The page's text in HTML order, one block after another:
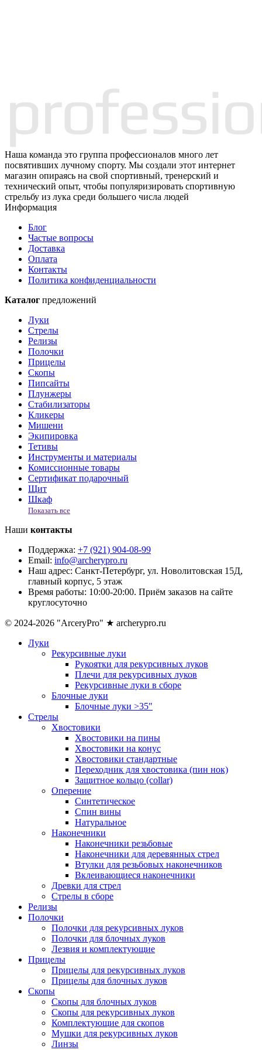
Наша команда это группа профессионалов много лет
посвятивших лучному спорту. Мы создали этот интернет
магазин опираясь на свой спортивный, тренерский и
технический опыт, чтобы популяризировать спортивную
стрельбу из лука среди большего числа людей
Информация
Блог
Частые вопросы
Доставка
Оплата
Контакты
Политика конфиденциальности
Каталог предложений
Луки
Стрелы
Релизы
Полочки
Прицелы
Скопы
Пипсайты
Плунжеры
Стабилизаторы
Кликеры
Мишени
Экипировка
Тетивы
Инструменты и материалы
Комиссионные товары
Сертификат подарочный
Щит
Шкаф
Показать все
Наши контакты
Поддержка: +7 (921) 904-08-99
Email: info@archerypro.ru
Наш адрес: Санкт-Петербург, ул. Новолитовская 15Д,
главный корпус, 5 этаж
Время работы: 10:00-20:00. Приём заказов на сайте
круглосуточно
© 2024-2026 "ArceryPro" ★ archerypro.ru
Луки
Рекурсивные луки
Рукоятки для рекурсивных луков
Плечи для рекурсивных луков
Рекурсивные луки в сборе
Блочные луки
Блочные луки >35"
Стрелы
Хвостовики
Хвостовики на пины
Хвостовики на конус
Хвостовики стандартные
Переходник для хвостовика (пин нок)
Защитное кольцо (collar)
Оперение
Синтетическое
Спин вины
Натуральное
Наконечники
Наконечники резьбовые
Наконечники для деревянных стрел
Втулки для резьбовых наконечников
Вклеивающиеся наконечники
Древки для стрел
Стрелы в сборе
Релизы
Полочки
Полочки для рекурсивных луков
Полочки для блочных луков
Лезвия и комплектующие
Прицелы
Прицелы для рекурсивных луков
Прицелы для блочных луков
Скопы
Скопы для блочных луков
Скопы для рекурсивных луков
Комплектующие для скопов
Мушки для рекурсивных луков
Линзы